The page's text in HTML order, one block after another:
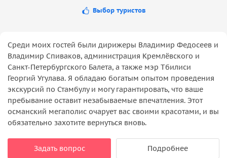
Выбор туристов
Среди моих гостей были дирижеры Владимир Федосеев и
Владимир Спиваков, администрация Кремлёвского и
Санкт-Петербургского Балета, а также мэр Тбилиси
Георгий Угулава. Я обладаю богатым опытом проведения
экскурсий по Стамбулу и могу гарантировать, что ваше
пребывание оставит незабываемые впечатления. Этот
османский мегаполис очарует вас своими красотами, и вы
обязательно захотите вернуться вновь.
Задать вопрос Подробнее